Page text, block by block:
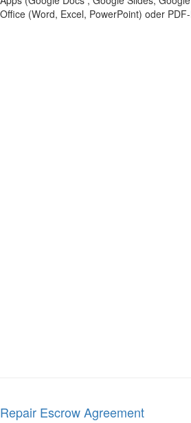
Office (Word, Excel, PowerPoint) oder
Repair Escrow Agreement